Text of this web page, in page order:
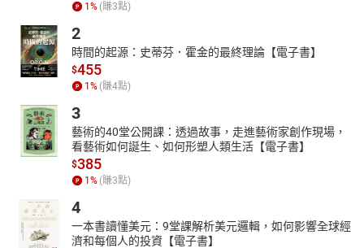
1 % (賺3點)
2
時間的起源：史蒂芬．霍金的最終理論【電子書】
$455
1 % (賺4點)
3
藝術的40堂公開課：透過故事，走進藝術家創作現場，
看藝術如何誕生、如何形塑人類生活【電子書】
$385
1 % (賺3點)
4
一本書讀懂美元：9堂課解析美元邏輯，如何影響全球經
濟和每個人的投資【電子書】